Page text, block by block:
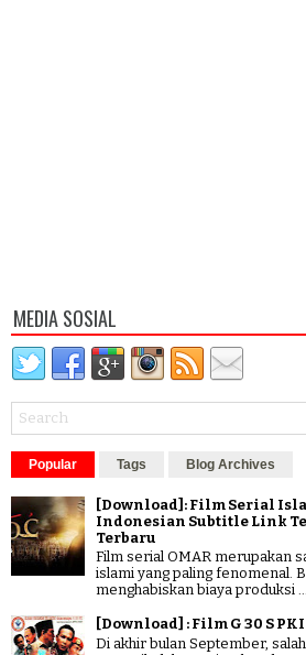
MEDIA SOSIAL
Popular Tags Blog Archives
[Download]: Film Serial
Indonesian Subtitle Link
Terbaru
Film serial OMAR merupakan
islami yang paling fenomenal.
menghabiskan biaya produksi ...
[Download] : Film G 30 S
Di akhir bulan September,